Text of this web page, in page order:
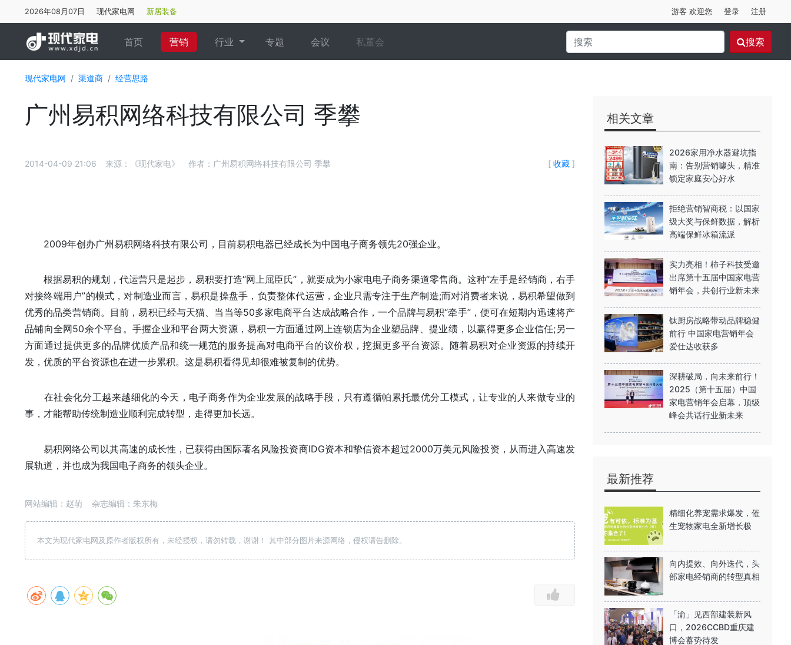
2026年08月07日 现代家电网 新居装备 游客 欢迎您 登录 注册
首页(current)
营销 行业 专题 会议 私董会 搜索
现代家电网 渠道商 经营思路
广州易积网络科技有限公司 季攀
2014-04-09 21:06 来源：《现代家电》 作者：广州易积网络科技有限公司 季攀 [ 收藏]
2009年创办广州易积网络科技有限公司，目前易积电器已经成长为中国电子商务领先20强企业。
根据易积的规划，代运营只是起步，易积要打造“网上屈臣氏”，就要成为小家电电子商务渠道零售商。这种“左手是经销商，右手
对接终端用户”的模式，对制造业而言，易积是操盘手，负责整体代运营，企业只需专注于生产制造;而对消费者来说，易积希望做到
优秀的品类营销商。目前，易积已经与天猫、当当等50多家电商平台达成战略合作，一个品牌与易积“牵手”，便可在短期内迅速将产
品铺向全网50余个平台。手握企业和平台两大资源，易积一方面通过网上连锁店为企业塑品牌、提业绩，以赢得更多企业信任;另一
方面通过提供更多的品牌优质产品和统一规范的服务提高对电商平台的议价权，挖掘更多平台资源。随着易积对企业资源的持续开
发，优质的平台资源也在进一步累积。这是易积看得见却很难被复制的优势。
在社会化分工越来越细化的今天，电子商务作为企业发展的战略手段，只有遵循帕累托最优分工模式，让专业的人来做专业的
事，才能帮助传统制造业顺利完成转型，走得更加长远。
易积网络公司以其高速的成长性，已获得由国际著名风险投资商IDG资本和挚信资本超过2000万美元风险投资，从而进入高速发
展轨道，并也成为我国电子商务的领头企业。
网站编辑：赵萌 杂志编辑：朱东梅
本文为现代家电网及原作者版权所有，未经授权，请勿转载，谢谢！ 其中部分图片来源网络，侵权请告删除。
相关文章
2026家用净水器避坑指
南：告别营销噱头，精准
锁定家庭安心好水
拒绝营销智商税：以国家
级大奖与保鲜数据，解析
高端保鲜冰箱流派
实力亮相！柿子科技受邀
出席第十五届中国家电营
销年会，共创行业新未来
钛厨房战略带动品牌稳健
前行 中国家电营销年会
爱仕达收获多
深耕破局，向未来前行！
2025（第十五届）中国
家电营销年会启幕，顶级
峰会共话行业新未来​
最新推荐
精细化养宠需求爆发，催
生宠物家电全新增长极
向内提效、向外迭代，头
部家电经销商的转型真相
「渝」见西部建装新风
口，2026CCBD重庆建
博会蓄势待发